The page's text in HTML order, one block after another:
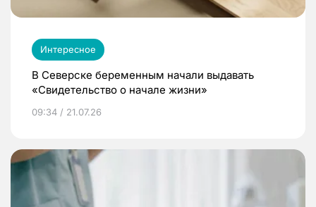
Интересное
В Северске беременным начали выдавать
«Свидетельство о начале жизни»
09:34 / 21.07.26